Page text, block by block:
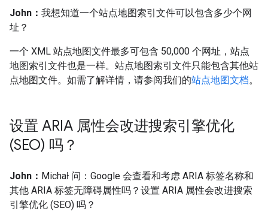
John： 我想知道一个站点地图索引文件可以包含多少个网
址？
一个 XML 站点地图文件最多可包含 50,000 个网址，站点
地图索引文件也是一样。站点地图索引文件只能包含其他站
点地图文件。如需了解详情，请参阅我们的站点地图文档。
设置 ARIA 属性会改进搜索引擎优化
(SEO) 吗？
John： Michał 问：Google 会查看和考虑 ARIA 标签名称和
其他 ARIA 标签无障碍属性吗？设置 ARIA 属性会改进搜索
引擎优化 (SEO) 吗？